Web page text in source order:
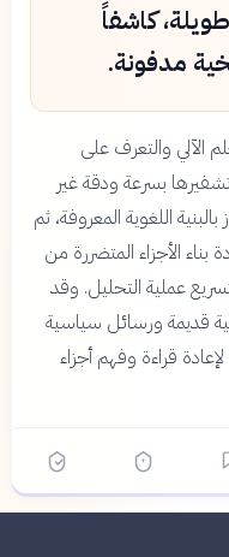
كاشفاً
مدفونة.
الآلي والتعرف على
بسرعة ودقة غير
اللغوية المعروفة، ثم
الأجزاء المتضررة من
عملية التحليل. وقد
قديمة ورسائل سياسية
قراءة وفهم أجزاء